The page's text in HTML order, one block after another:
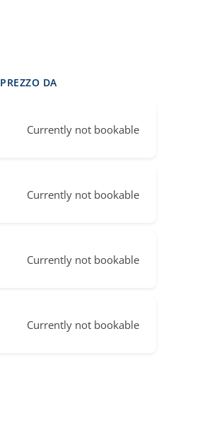
PREZZO DA
Currently not bookable
Currently not bookable
Currently not bookable
Currently not bookable